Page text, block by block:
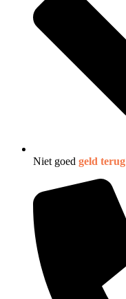
Niet goed geld terug